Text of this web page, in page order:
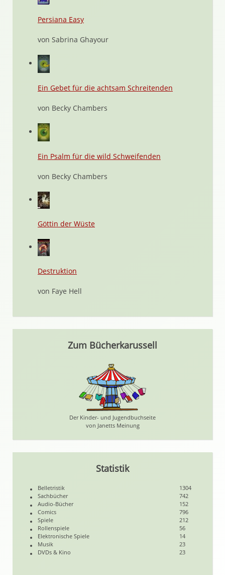
Persiana Easy
von Sabrina Ghayour
Ein Gebet für die achtsam Schreitenden
von Becky Chambers
Ein Psalm für die wild Schweifenden
von Becky Chambers
Göttin der Wüste
Destruktion
von Faye Hell
Zum Bücherkarussell
Der Kinder- und Jugendbuchseite
von Janetts Meinung
Statistik
Belletristik
1304
Sachbücher
742
Audio-Bücher
152
Comics
796
Spiele
212
Rollenspiele
56
Elektronische Spiele
14
Musik
23
DVDs & Kino
23